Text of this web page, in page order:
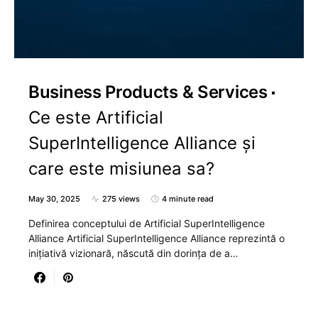
Business Products & Services
Ce este Artificial
SuperIntelligence Alliance și
care este misiunea sa?
May 30, 2025 275 views 4 minute read
Definirea conceptului de Artificial SuperIntelligence
Alliance Artificial SuperIntelligence Alliance reprezintă o
inițiativă vizionară, născută din dorința de a…